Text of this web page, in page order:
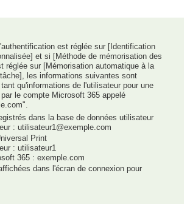
est réglée sur [Identification
et si [Méthode de mémorisation des
réglée sur [Mémorisation automatique à la
les informations suivantes sont
qu'informations de l'utilisateur pour une
le compte Microsoft 365 appelé
dans la base de données utilisateur
: utilisateur1@exemple.com
Print
: utilisateur1
365 : exemple.com
dans l'écran de connexion pour